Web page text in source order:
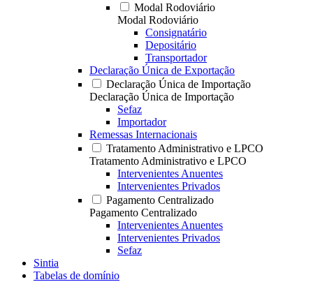
Modal Rodoviário
Modal Rodoviário
Consignatário
Depositário
Transportador
Declaração Única de Exportação
Declaração Única de Importação
Declaração Única de Importação
Sefaz
Importador
Remessas Internacionais
Tratamento Administrativo e LPCO
Tratamento Administrativo e LPCO
Intervenientes Anuentes
Intervenientes Privados
Pagamento Centralizado
Pagamento Centralizado
Intervenientes Anuentes
Intervenientes Privados
Sefaz
Sintia
Tabelas de domínio